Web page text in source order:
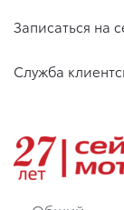
Записаться на
Служба